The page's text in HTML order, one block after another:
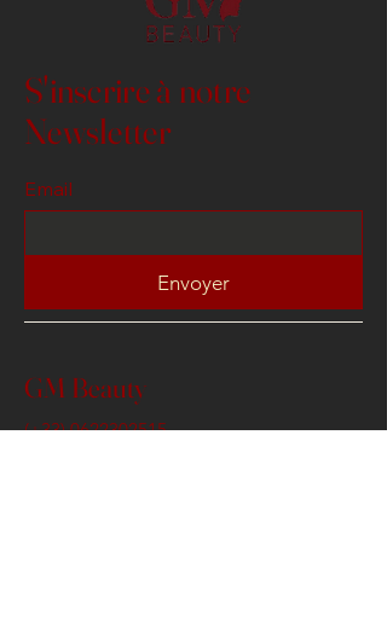
S'inscrire à notre
Newsletter
Email
Envoyer
GM Beauty
(+33)0622302515